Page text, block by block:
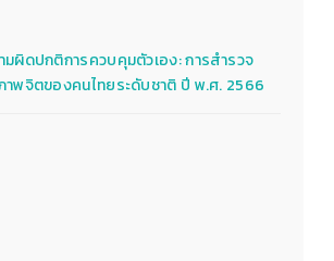
มผิดปกติการควบคุมตัวเอง: การสำรวจ
าพจิตของคนไทยระดับชาติ ปี พ.ศ. 2566